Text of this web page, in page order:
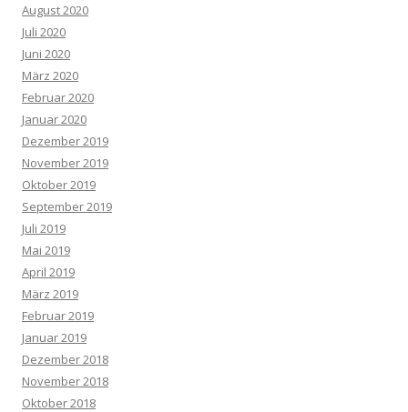
August 2020
Juli 2020
Juni 2020
März 2020
Februar 2020
Januar 2020
Dezember 2019
November 2019
Oktober 2019
September 2019
Juli 2019
Mai 2019
April 2019
März 2019
Februar 2019
Januar 2019
Dezember 2018
November 2018
Oktober 2018